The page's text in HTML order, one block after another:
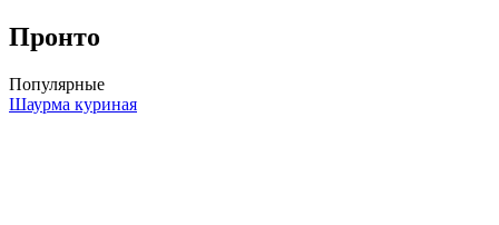
Пронто
Популярные
Шаурма куриная